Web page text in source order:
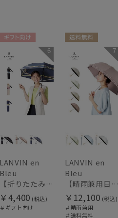
WOMEN
6
LANVIN en
Bleu
【折りたたみ傘】ランバン オン ブルー (LANVIN en Bleu) サテンリボンボーダー 簡単開閉
￥4,400 (税込)
＃ギフト向け
WOMEN
7
LANVIN en
Bleu
【晴雨兼用日傘】ランバン オン ブルー (LANVIN en Bleu) ドビーフリル 遮光99% 遮熱 UV 晴雨兼用
￥12,100 (税込)
＃晴雨兼用
＃送料無料